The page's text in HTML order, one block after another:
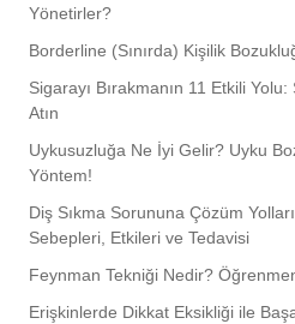
Yönetirler?
Borderline (Sınırda) Kişilik
Sigarayı Bırakmanın 11 Etkili Yolu:
Atın
Uykusuzluğa Ne İyi Gelir? Uyku
Yöntem!
Diş Sıkma Sorununa Çözüm
Sebepleri, Etkileri ve Tedavisi
Feynman Tekniği Nedir?
Erişkinlerde Dikkat Eksikliği ile